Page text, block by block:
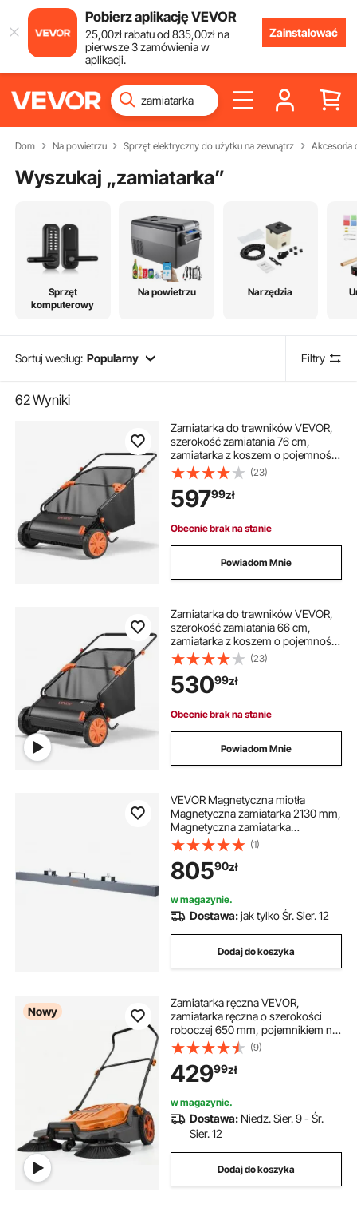
Pobierz aplikację VEVOR
25,00złrabatu od835,00złna
pierwsze 3 zamówienia w
aplikacji.
Zainstalować
Dom Na powietrzu Sprzęt elektryczny do użytku na zewnątrz Akcesoria
Wyszukaj „zamiatarka”
Sprzęt
komputerowy
Na powietrzu Narzędzia
Sortuj według: Popularny Filtry
62Wyniki
Zamiatarka do trawników VEVOR,
szerokość zamiatania 76 cm,
zamiatarka z koszem o pojemności
340 l i regulowaną wysokością
szczotki, zbieracz do liści,
zamiatarka do liści, zamiatarka do
liści z gumowymi kołami do
zbierania liści i trawy
(23)
59799zł
Obecnie brak na stanie
Powiadom Mnie
Zamiatarka do trawników VEVOR,
szerokość zamiatania 66 cm,
zamiatarka z koszem o pojemności
198 l i regulowaną wysokością
szczotki, zbieracz do liści,
zamiatarka do liści, zamiatarka do
liści z gumowymi kołami do
zbierania liści i trawy
(23)
53099zł
Obecnie brak na stanie
Powiadom Mnie
VEVOR Magnetyczna miotła
Magnetyczna zamiatarka 2130 mm,
Magnetyczna zamiatarka
Magnetyczna miotła Magnetyczna
miotła Magnetyczny podnośnik
54,4 kg Siła magnetyczna
Magnetyczny zbieracz wiórów
Zamiatarka podłogowa Zamiatarka
(1)
80590zł
w magazynie.
Dostawa:jak tylko Śr. Sier. 12
Dodaj do koszyka
Nowy
Zamiatarka ręczna VEVOR,
zamiatarka ręczna o szerokości
roboczej 650 mm, pojemnikiem na
zamiatarkę o pojemności 18,9 l i
regulowanym, składanym
uchwytem, ​​urządzenie do
czyszczenia podłóg w
podwórkach, na chodnikach,
tarasach i w garażach – kolor
pomarańczowy
(9)
42999zł
w magazynie.
Dostawa: Niedz. Sier. 9 - Śr.
Sier. 12
Dodaj do koszyka